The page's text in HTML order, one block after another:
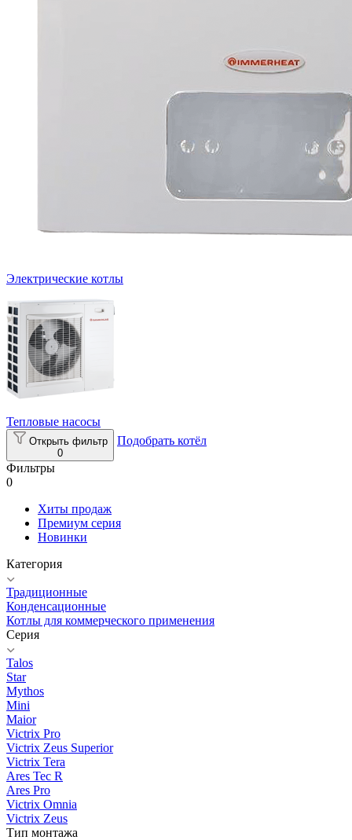
Электрические котлы
Тепловые насосы
Открыть фильтр
0
Подобрать котёл
Фильтры
0
Хиты продаж
Премиум серия
Новинки
Категория
Традиционные
Конденсационные
Котлы для коммерческого применения
Серия
Talos
Star
Mythos
Mini
Maior
Victrix Pro
Victrix Zeus Superior
Victrix Tera
Ares Tec R
Ares Pro
Victrix Omnia
Victrix Zeus
Тип монтажа